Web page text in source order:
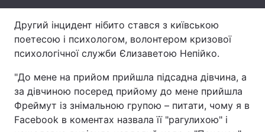
Тема оформлення
Другий інцидент нібито стався з київською
поетесою і психологом, волонтером кризової
психологічної служби Єлизаветою Непійко.
"До мене на прийом прийшла підсадна дівчина, а
за дівчиною посеред прийому до мене прийшла
Фреймут із знімальною групою – питати, чому я в
Facebook в коментах назвала її "рагулихою" і